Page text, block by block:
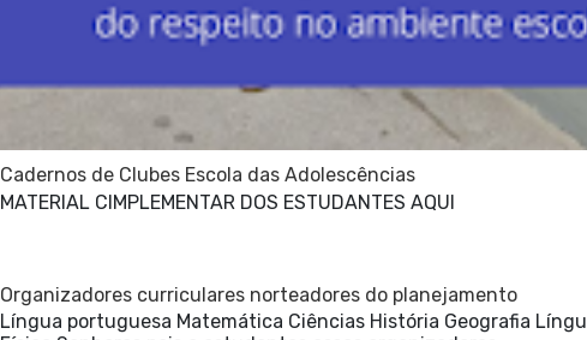
Cadernos de Clubes Escola das Adolescências
MATERIAL CIMPLEMENTAR DOS ESTUDANTES AQUI
Organizadores curriculares norteadores do planejamento
Língua portuguesa Matemática Ciências História Geografia